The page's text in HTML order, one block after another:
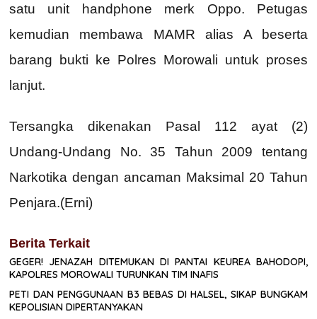
satu unit handphone merk Oppo. Petugas
kemudian membawa MAMR alias A beserta
barang bukti ke Polres Morowali untuk proses
lanjut.
Tersangka dikenakan Pasal 112 ayat (2)
Undang-Undang No. 35 Tahun 2009 tentang
Narkotika dengan ancaman Maksimal 20 Tahun
Penjara.(Erni)
Berita Terkait
GEGER! JENAZAH DITEMUKAN DI PANTAI KEUREA BAHODOPI,
KAPOLRES MOROWALI TURUNKAN TIM INAFIS
PETI DAN PENGGUNAAN B3 BEBAS DI HALSEL, SIKAP BUNGKAM
KEPOLISIAN DIPERTANYAKAN